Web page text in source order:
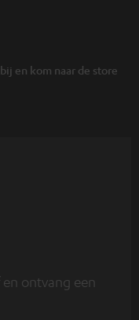
en kom naar de store
ontvang een